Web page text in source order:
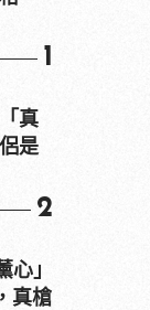
1
真
是
2
心」
真槍